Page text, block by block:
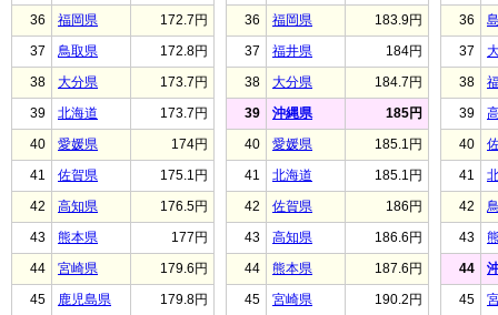
36
福岡県
172.7円
37
鳥取県
172.8円
38
大分県
173.7円
39
北海道
173.7円
40
愛媛県
174円
41
佐賀県
175.1円
42
高知県
176.5円
43
熊本県
177円
44
宮崎県
179.6円
45
鹿児島県 179.8円
36
福岡県
183.9円
37
福井県
184円
38
大分県
184.7円
39
沖縄県
185円
40
愛媛県
185.1円
41
北海道
185.1円
42
佐賀県
186円
43
高知県
186.6円
44
熊本県
187.6円
45
宮崎県 190.2円
36
37
38
39
40
41
42
43
44
45